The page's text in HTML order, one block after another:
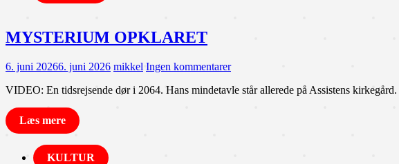
MYSTERIUM OPKLARET
6. juni 20266. juni 2026 mikkel Ingen kommentarer
VIDEO: En tidsrejsende dør i 2064. Hans mindetavle står allerede på Assistens
Læs mere
KULTUR